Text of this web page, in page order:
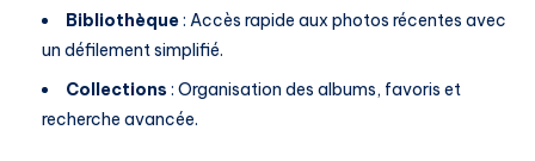
Bibliothèque: Accès rapide aux photos récentes avec
un défilement simplifié.
Collections : Organisation des albums, favoris et
recherche avancée.